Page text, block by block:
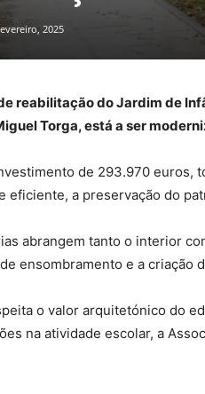
2025
reabilitação do Jardim de
Torga, está a ser
de 293.970 euros,
eficiente, a preservação do
abrangem tanto o interior
ensombramento e a criação
o valor arquitetónico do
na atividade escolar, a